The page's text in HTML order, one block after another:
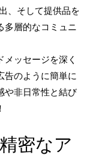
、そして提供品を
多層的なコミュニ
ッセージを深く
告のように簡単に
や非日常性と結び
密なア